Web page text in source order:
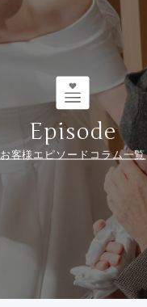
Episode
お客様エピソードコラム一覧